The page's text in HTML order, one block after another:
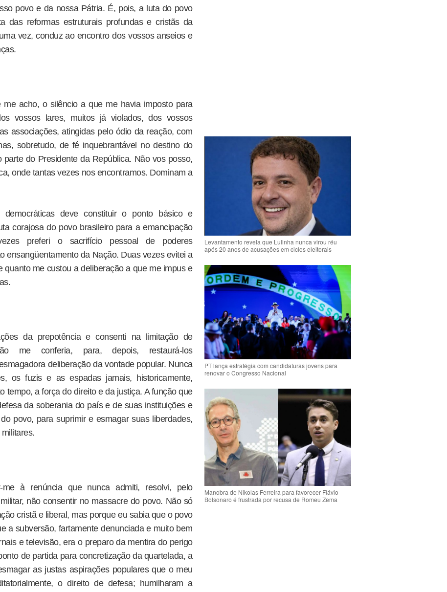
povo e da nossa Pátria. É, pois, a luta do povo
das reformas estruturais profundas e cristãs da
vez, conduz ao encontro dos vossos anseios e
acho, o silêncio a que me havia imposto para
vossos lares, muitos já violados, dos vossos
associações, atingidas pelo ódio da reação, com
sobretudo, de fé inquebrantável no destino do
do Presidente da República. Não vos posso,
onde tantas vezes nos encontramos. Dominam a
democráticas deve constituir o ponto básico e
corajosa do povo brasileiro para a emancipação
preferi o sacrifício pessoal de poderes
ensangüentamento da Nação. Duas vezes evitei a
quanto me custou a deliberação a que me impus e
da prepotência e consenti na limitação de
me conferia, para, depois, restaurá-los
deliberação da vontade popular. Nunca
os fuzis e as espadas jamais, historicamente,
tempo, a força do direito e da justiça. A função que
da soberania do país e de suas instituições e
povo, para suprimir e esmagar suas liberdades,
à renúncia que nunca admiti, resolvi, pelo
não consentir no massacre do povo. Não só
cristã e liberal, mas porque eu sabia que o povo
a subversão, fartamente denunciada e muito bem
e televisão, era o preparo da mentira do perigo
de partida para concretização da quartelada, a
as justas aspirações populares que o meu
o direito de defesa; humilharam a
Levantamento revela que Lulinha nunca virou réu
após 20 anos de acusações em ciclos eleitorais
PT lança estratégia com candidaturas jovens para
renovar o Congresso Nacional
Manobra de Nikolas Ferreira para favorecer Flávio
Bolsonaro é frustrada por recusa de Romeu Zema